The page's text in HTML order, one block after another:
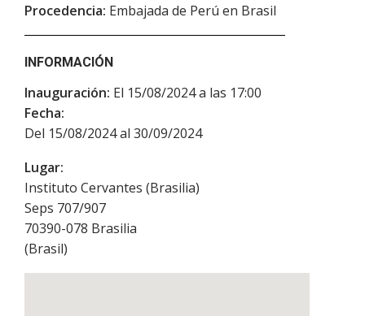
Procedencia: Embajada de Perú en Brasil
INFORMACIÓN
Inauguración: El 15/08/2024 a las 17:00
Fecha:
Del 15/08/2024 al 30/09/2024
Lugar:
Instituto Cervantes (Brasilia)
Seps 707/907
70390-078 Brasilia
(Brasil)